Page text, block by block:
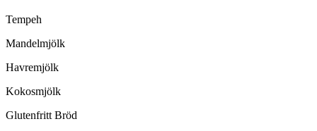
Tempeh
Mandelmjölk
Havremjölk
Kokosmjölk
Glutenfritt Bröd